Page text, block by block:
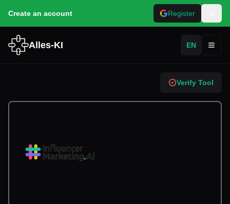
Create an account Register
Alles-KI EN
Verify Tool